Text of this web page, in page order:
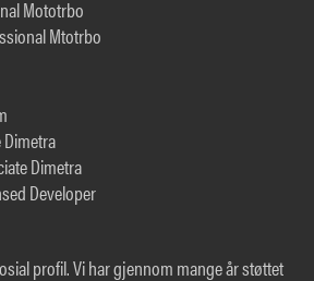
Mototrbo
Mtotrbo
Dimetra
Developer
profil. Vi har gjennom mange år støttet